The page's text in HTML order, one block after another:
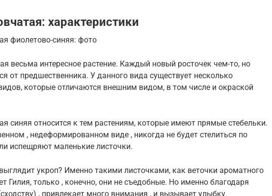
характеристики
фиолетово-синяя: фото
весьма интересное растение. Каждый новый росточек чем-то, но
от предшественника. У данного вида существует несколько
которые отличаются внешним видом, в том числе и окраской
синяя относится к тем растениям, которые имеют прямые стебельки.
, недеформированном виде , никогда не будет стелиться по
испещряют маленькие листочки.
укроп? Именно такими листочками, как веточки ароматного
Гилия, только , конечно, они не съедобные. Но именно благодаря
, привлекает много внимания , и вызывает улыбку.